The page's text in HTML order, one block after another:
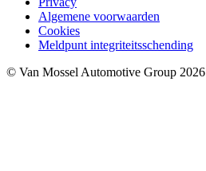
Algemene voorwaarden
Cookies
Meldpunt integriteitsschending
© Van Mossel Automotive Group 2026